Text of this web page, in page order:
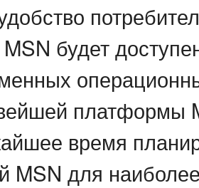
будет
платформы
время
MSN для